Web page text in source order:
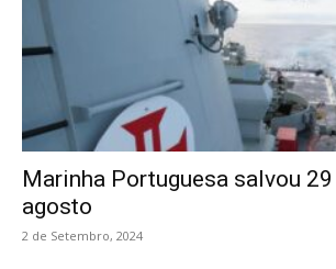
Marinha Portuguesa salvou
agosto
2 de Setembro, 2024